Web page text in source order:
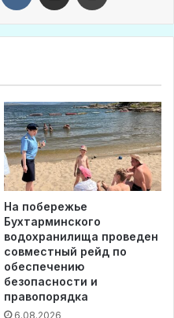
На побережье
Бухтарминского
водохранилища проведен
совместный рейд по
обеспечению
безопасности и
правопорядка
6.08.2026